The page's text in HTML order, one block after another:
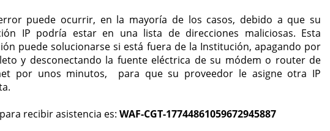
puede ocurrir, en la mayoría de los casos, debido a que su
IP podría estar en una lista de direcciones maliciosas. Esta
puede solucionarse si está fuera de la Institución, apagando por
y desconectando la fuente eléctrica de su módem o router de
por unos minutos, para que su proveedor le asigne otra IP
recibir asistencia es: WAF-CGT-17744861059672945887